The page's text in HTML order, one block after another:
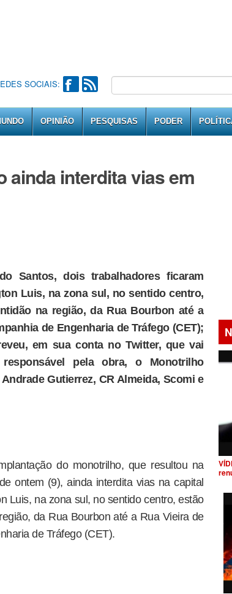
SOCIAIS:
OPINIÃO PESQUISAS PODER
ainda interdita vias em
Santos, dois trabalhadores ficaram
Luis, na zona sul, no sentido centro,
na região, da Rua Bourbon até a
de Engenharia de Tráfego (CET);
em sua conta no Twitter, que vai
pela obra, o Monotrilho
Gutierrez, CR Almeida, Scomi e
do monotrilho, que resultou na
ontem (9), ainda interdita vias na capital
Luis, na zona sul, no sentido centro, estão
da Rua Bourbon até a Rua Vieira de
de Tráfego (CET).